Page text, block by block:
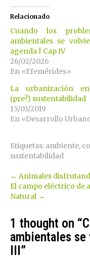
Relacionado
Cuando los
ambientales se
agenda | Cap IV
26/02/2026
En «Efemérides»
La urbanización
(pre?) sustentabilidad
15/03/2019
En «Desarrollo
Etiquetas: ambiente,
sustentabilidad
Post
navigation
← Animales
El campo eléctrico de
Natural →
1 thought on “
ambientales se
”